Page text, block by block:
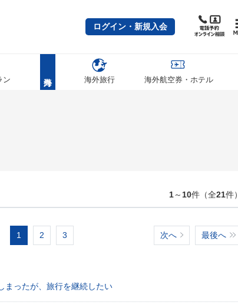
ログイン・新規入会
ン 海外旅行 海外航空券・ホテル
1～ 10件（全21件）
1 2 3 次へ 最後へ
まったが、旅行を継続したい